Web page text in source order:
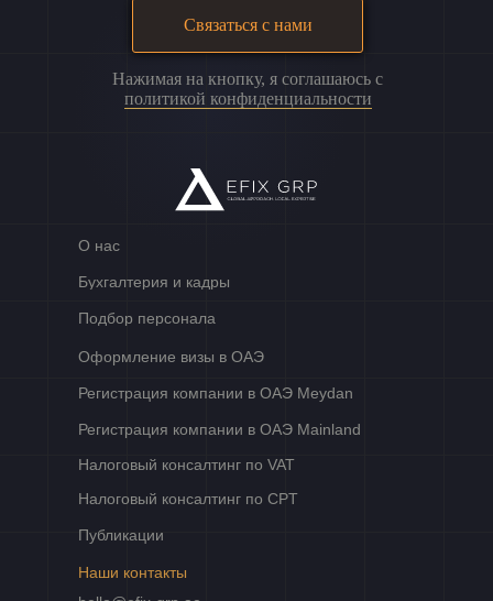
Связаться с нами
Нажимая на кнопку, я соглашаюсь с
политикой конфиденциальности
Наши контакты
Налоговый консалтинг по CPT
Налоговый консалтинг по VAT
Регистрация компании в ОАЭ Mainland
Регистрация компании в ОАЭ Meydan
Публикации
Подбор персонала
Бухгалтерия и кадры
Оформление визы в ОАЭ
О нас